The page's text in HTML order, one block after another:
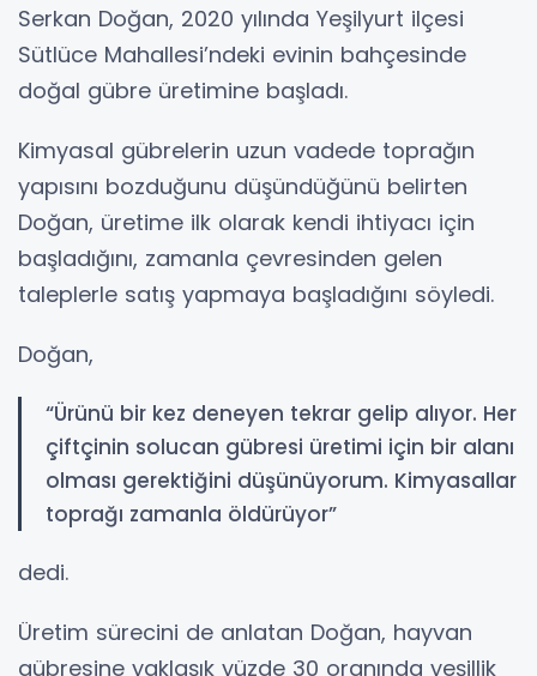
Serkan Doğan, 2020 yılında Yeşilyurt ilçesi
Sütlüce Mahallesi’ndeki evinin bahçesinde
doğal gübre üretimine başladı.
Kimyasal gübrelerin uzun vadede toprağın
yapısını bozduğunu düşündüğünü belirten
Doğan, üretime ilk olarak kendi ihtiyacı için
başladığını, zamanla çevresinden gelen
taleplerle satış yapmaya başladığını söyledi.
Doğan,
“Ürünü bir kez deneyen tekrar gelip alıyor. Her
çiftçinin solucan gübresi üretimi için bir alanı
olması gerektiğini düşünüyorum. Kimyasallar
toprağı zamanla öldürüyor”
dedi.
Üretim sürecini de anlatan Doğan, hayvan
gübresine yaklaşık yüzde 30 oranında yeşillik